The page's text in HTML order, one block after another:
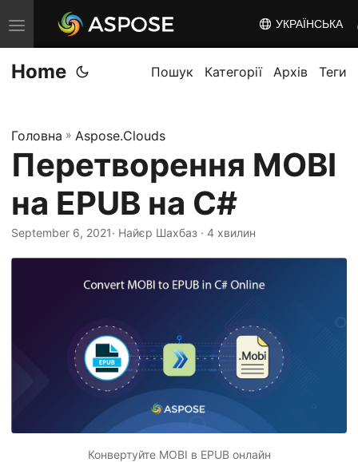
T
o
g
e
n
v
i
УКРАЇНСЬКА
Home Пошук Категорії Архів Теги
Головна » Aspose.Clouds
Перетворення MOBI
на EPUB на C#
September 6, 2021· Найєр Шахбаз · 4 хвилин
Конвертуйте MOBI в EPUB онлайн